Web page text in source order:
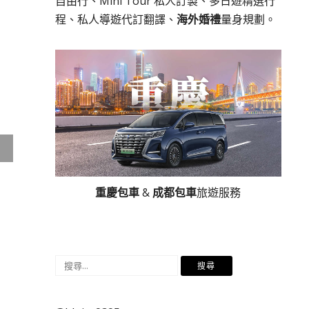
程、私人導遊代訂翻譯、 海外婚禮量身規劃。
重慶包車& 成都包車旅遊服務
搜